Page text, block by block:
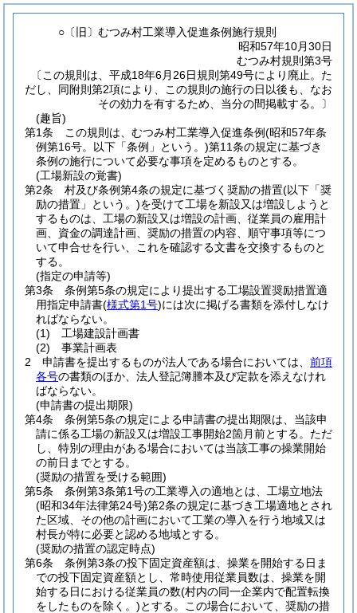
○〔旧〕むつみ村工業導入促進条例施行規則
昭和57年10月30日
むつみ村規則第3号
〔この規則は、平成18年6月26日規則第49号により廃止。た
だし、同附則第2項により、この規則の施行の日以後も、なお
その効力を有するため、当分の間掲載する。〕
(趣旨)
第1条
この規則は、むつみ村工業導入促進条例(昭和57年条
例第16号。以下「条例」という。)第11条の規定に基づき
条例の施行について必要な事項を定めるものとする。
(工場新設の覚書)
第2条
村及び条例第4条の規定に基づく奨励の措置(以下「奨
励の措置」という。)を受けて工場を新設又は増設しようと
するものは、工場の新設又は増設の計画、従業員の雇用計
画、資金の調達計画、奨励の措置の内容、順守事項等につ
いて申合せを行い、これを確認する文書を交換するものと
する。
(指定の申請等)
第3条
条例第5条の規定により提出する工場設置奨励措置適
用指定申請書(様式第1号)には次に掲げる書類を添付しなけ
ればならない。
(1)
工場建設計画書
(2)
事業計画表
2
申請書を提出するものが法人である場合においては、 前項
各号の書類のほか、法人登記簿謄本及び定款を添えなけれ
ばならない。
(申請書の提出期限)
第4条
条例第5条の規定による申請書の提出期限は、当該申
請に係る工場の新設又は増設工事開始2箇月前とする。 ただ
し、特別の理由がある場合においては当該工事の操業開始
の前日までとする。
(奨励の措置を受ける範囲)
第5条
条例第3条第1号の工業導入の適地とは、工場立地法
(昭和34年法律第24号)第2条の規定に基づき工場適地とされ
た区域、その他の計画において工業の導入を行う地域又は
村長が特に必要と認める地域とする。
(奨励の措置の認定時点)
第6条
条例第3条の投下固定資産額は、操業を開始する日ま
での投下固定資産額とし、常時使用従業員数は、操業を開
始する日における従業員の数(村内の同一企業内で配置転換
をしたものを除く。)とする。
この場合において、奨励の措